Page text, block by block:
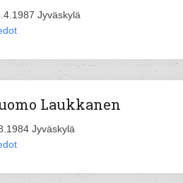
Jyväskylä
Laukkanen
Jyväskylä